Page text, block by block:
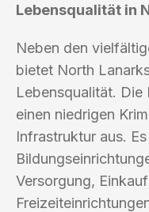
Lebensqualität in
Neben den
bietet North
Lebensqualität. Die
einen niedrigen
Infrastruktur aus.
Versorgung,